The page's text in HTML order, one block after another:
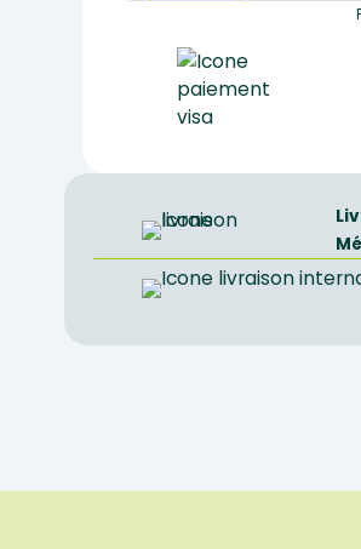
mouth
500ml
38mm
quantity